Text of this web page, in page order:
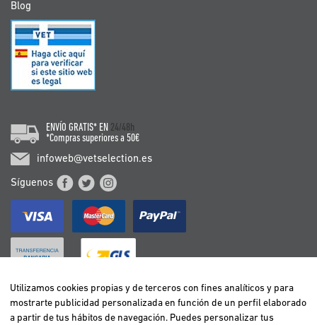
Blog
ENVÍO GRATIS* EN 24/48h
*Compras superiores a 50€
infoweb@vetselection.es
Síguenos
BELGIË / BELGIQUE
Utilizamos cookies propias y de terceros con fines analíticos y para
mostrarte publicidad personalizada en función de un perfil elaborado
a partir de tus hábitos de navegación. Puedes personalizar tus